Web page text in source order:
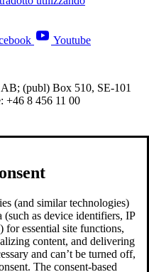
Youtube
(publ) Box 510, SE-101
+46 8 456 11 00
(and similar technologies)
(such as device identifiers, IP
for essential site functions,
content, and delivering
and can’t be turned off,
The consent-based